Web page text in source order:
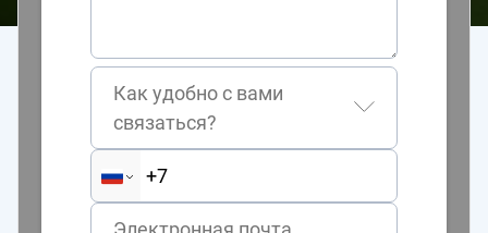
Как удобно с вами
связаться?